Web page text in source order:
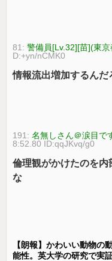
81:警備員[Lv.32][苗](東京
D:+yn/nCMK0
情報流出増加するんだ
191:名無しさん＠涙目で
8:52.80 ID:qqJKvq/g0
倫理観がかけたのを
な
【朗報】かわいい動物の
能性。英大学の研究で実